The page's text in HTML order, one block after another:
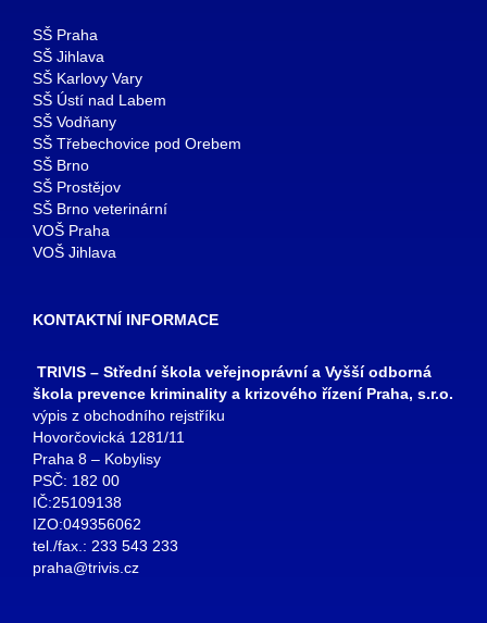
SŠ Praha
SŠ Jihlava
SŠ Karlovy Vary
SŠ Ústí nad Labem
SŠ Vodňany
SŠ Třebechovice pod Orebem
SŠ Brno
SŠ Prostějov
SŠ Brno veterinární
VOŠ Praha
VOŠ Jihlava
KONTAKTNÍ INFORMACE
TRIVIS – Střední škola veřejnoprávní a Vyšší odborná
škola prevence kriminality a krizového řízení Praha, s.r.o.
výpis z obchodního rejstříku
Hovorčovická 1281/11
Praha 8 – Kobylisy
PSČ: 182 00
IČ:25109138
IZO:049356062
tel./fax.: 233 543 233
praha@trivis.cz